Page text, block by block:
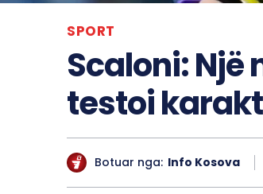
SPORT
Scaloni: Një
testoi
Botuar nga: Info Kosova